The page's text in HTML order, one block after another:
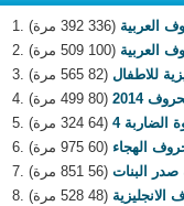
العربية (336 392 مرة)
العربية (100 509 مرة)
للاطفال (82 565 مرة)
2014
(80 499 مرة)
الضاربة 4
(64 324 مرة)
الهجاء (60 975 مرة)
صدر البنات (56 851 مرة)
الانجليزية (48 528 مرة)